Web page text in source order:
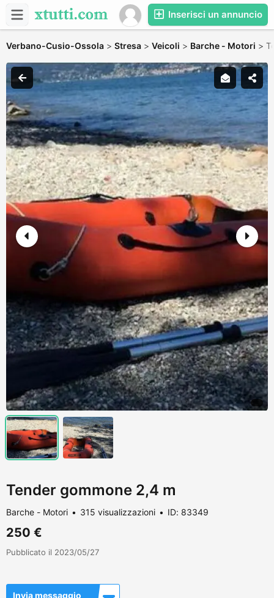
Inserisci un annuncio
Verbano-Cusio-Ossola > Stresa > Veicoli > Barche - Motori >
Tender gommone 2,4 m
Barche - Motori 315 visualizzazioni ID: 83349
250 €
Pubblicato il 2023/05/27
Invia messaggio